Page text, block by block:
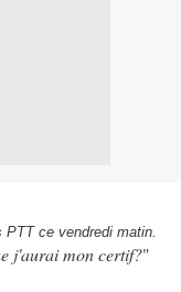
PTT ce vendredi matin.
j'aurai mon certif?"